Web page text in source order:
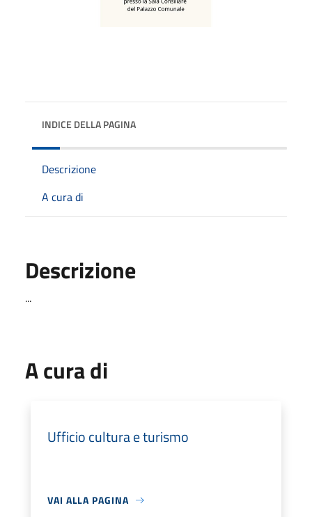
INDICE DELLA PAGINA
Descrizione
A cura di
Descrizione
...
A cura di
Ufficio cultura e turismo
VAI ALLA PAGINA